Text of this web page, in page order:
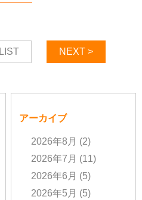
LIST NEXT >
アーカイブ
2026年8月 (2)
2026年7月 (11)
2026年6月 (5)
2026年5月 (5)